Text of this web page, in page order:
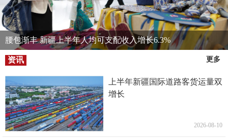
腰包渐丰 新疆上半年人均可支配收入增长6.3%
资讯 更多
上半年新疆国际道路客货运量双
增长
2026-08-10